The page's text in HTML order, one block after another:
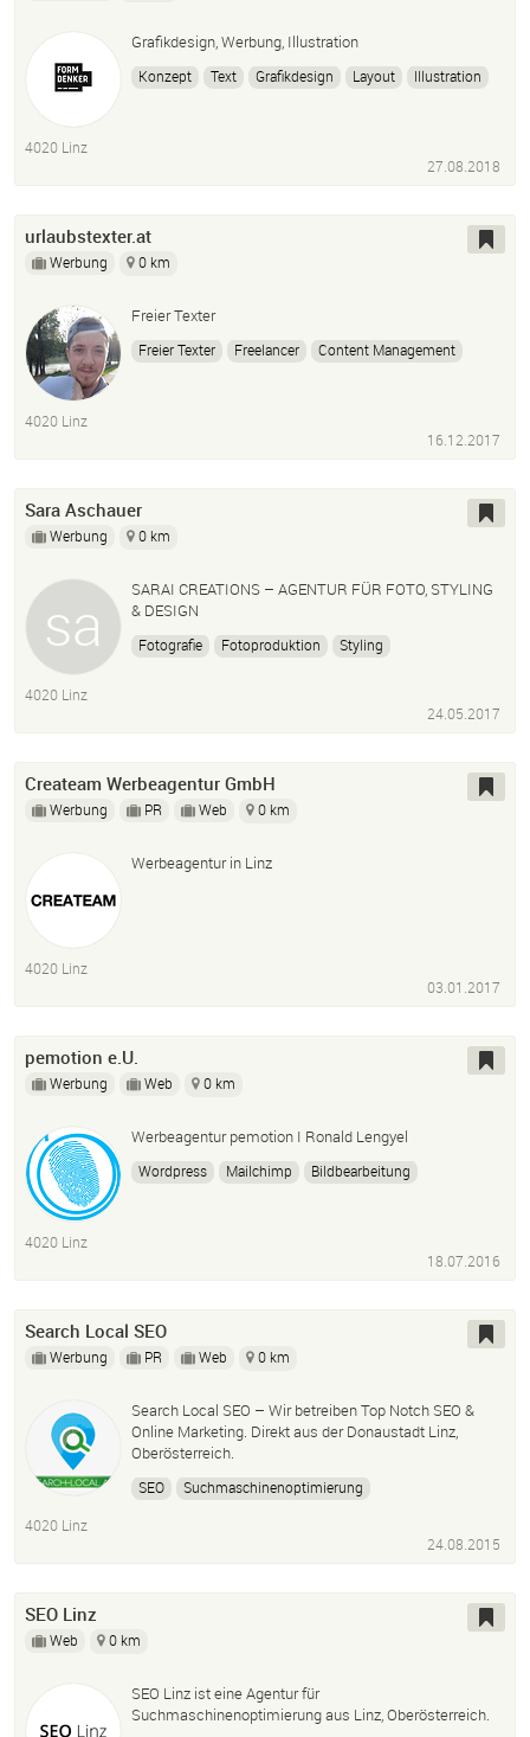
Grafikdesign, Werbung, Illustration
Konzept Text Grafikdesign Layout
Illustration
4020 Linz
27.08.2018
urlaubstexter.at
Werbung 0 km
Freier Texter
Freier Texter Freelancer
Content Management
4020 Linz
16.12.2017
Sara Aschauer
Werbung 0 km
SARAI CREATIONS – AGENTUR FÜR FOTO, STYLING
& DESIGN
Fotografie Fotoproduktion
Styling
4020 Linz
24.05.2017
Createam Werbeagentur GmbH
Werbung PR Web 0 km
Werbeagentur in Linz
4020 Linz
03.01.2017
pemotion e.U.
Werbung Web 0 km
Werbeagentur pemotion I Ronald Lengyel
Wordpress Mailchimp
Bildbearbeitung
4020 Linz
18.07.2016
Search Local SEO
Werbung PR Web 0 km
Search Local SEO – Wir betreiben Top Notch SEO &
Online Marketing. Direkt aus der Donaustadt Linz,
Oberösterreich.
SEO
Suchmaschinenoptimierung
4020 Linz
24.08.2015
SEO Linz
Web 0 km
SEO Linz ist eine Agentur für
Suchmaschinenoptimierung aus Linz, Oberösterreich.